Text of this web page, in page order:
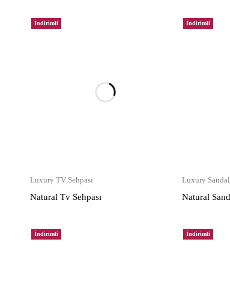
İndirimli
Luxury TV Sehpası
Natural Tv Sehpası
İndirimli
Luxury
Natural
İndirimli İndirimli